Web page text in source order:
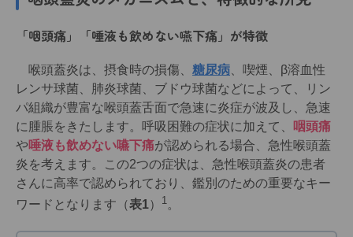
「咽頭痛」「唾液も飲めない嚥下痛」が特徴
喉頭蓋炎は、摂食時の損傷、 糖尿病 、喫煙、β溶血性
レンサ球菌、肺炎球菌、ブドウ球菌などによって、リン
パ組織が豊富な喉頭蓋舌面で急速に炎症が波及し、急速
に腫脹をきたします。呼吸困難の症状に加えて、
咽頭痛
や唾液も飲めない嚥下痛が認められる場合、急性喉頭蓋
炎を考えます。この2つの症状は、急性喉頭蓋炎の患者
さんに高率で認められており、鑑別のための重要なキー
ワードとなります（表1） 1。